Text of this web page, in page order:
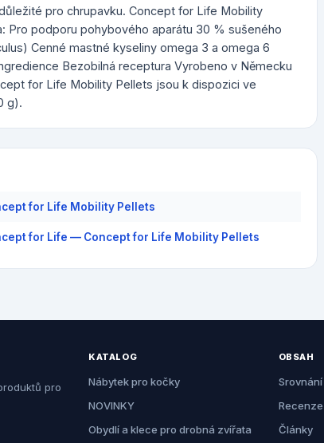
pro chrupavku. Concept for Life Mobility
Pro podporu pohybového aparátu 30 % sušeného
Cenné mastné kyseliny omega 3 a omega 6
Bezobilná receptura Vyrobeno v Německu
for Life Mobility Pellets jsou k dispozici ve
g).
for Life Mobility Pellets
for Life — Concept for Life Mobility Pellets
pro
KATALOG
Nábytek pro kočky
NOVINKY
Obydlí a klece pro drobná zvířata
OBSAH
Srovnání
Recenze
Články